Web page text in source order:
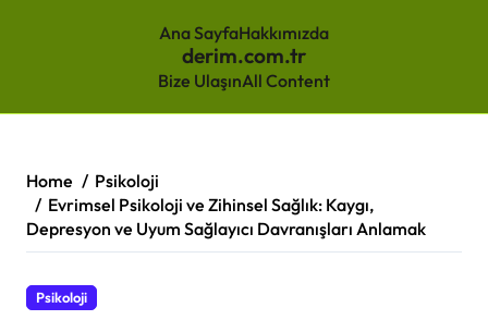
Ana SayfaHakkımızda
derim.com.tr
Bize UlaşınAll Content
content
Home
Psikoloji
Evrimsel Psikoloji ve Zihinsel Sağlık: Kaygı,
Depresyon ve Uyum Sağlayıcı Davranışları Anlamak
Psikoloji